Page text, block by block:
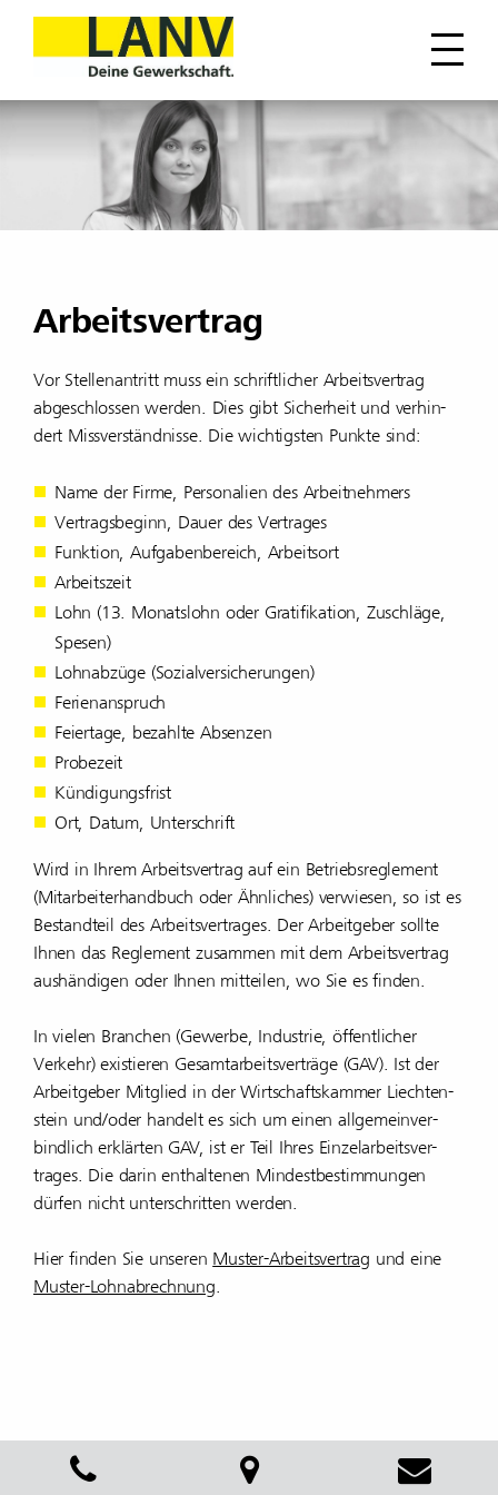
Arbeitsvertrag
Vor Stel­len­an­tritt muss ein schrift­li­cher Arbeits­ver­trag
abge­schlossen werden. Dies gibt Sicher­heit und verhin­
dert Miss­ver­ständ­nisse. Die wich­tigsten Punkte sind:
Name der Firme, Perso­na­lien des Arbeit­neh­mers
Vertrags­be­ginn, Dauer des Vertrages
Funk­tion, Aufga­ben­be­reich, Arbeitsort
Arbeits­zeit
Lohn (13. Monats­lohn oder Grati­fi­ka­tion, Zuschläge,
Spesen)
Lohn­ab­züge (Sozi­al­ver­si­che­rungen)
Feri­en­an­spruch
Feier­tage, bezahlte Absenzen
Probe­zeit
Kündi­gungs­frist
Ort, Datum, Unter­schrift
Wird in Ihrem Arbeits­ver­trag auf ein Betriebs­re­gle­ment
(Mitar­bei­ter­hand­buch oder Ähnli­ches) verwiesen, so ist es
Bestand­teil des Arbeits­ver­trages. Der Arbeit­geber sollte
Ihnen das Regle­ment zusammen mit dem Arbeits­ver­trag
aushän­digen oder Ihnen mitteilen, wo Sie es finden.
In vielen Bran­chen (Gewerbe, Indus­trie, öffent­li­cher
Verkehr) exis­tieren Gesamt­ar­beits­ver­träge (GAV). Ist der
Arbeit­geber Mitglied in der Wirt­schafts­kammer Liech­ten­
stein und/oder handelt es sich um einen allge­mein­ver­
bind­lich erklärten GAV, ist er Teil Ihres Einzel­ar­beits­ver­
trages. Die darin enthal­tenen Mindest­be­stim­mungen
dürfen nicht unter­schritten werden.
Hier finden Sie unseren Muster-Arbeits­ver­trag und eine
Muster-Lohnabrechnung.